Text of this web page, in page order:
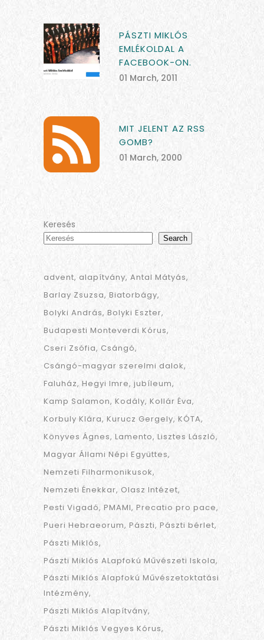
PÁSZTI MIKLÓS
EMLÉKOLDAL A
FACEBOOK-ON.
01 March, 2011
MIT JELENT AZ RSS
GOMB?
01 March, 2000
Keresés
Search
advent alapítvány Antal Mátyás
Barlay Zsuzsa Biatorbágy
Bolyki András Bolyki Eszter
Budapesti Monteverdi Kórus
Cseri Zsófia Csángó
Csángó-magyar szerelmi dalok
Faluház Hegyi Imre jubíleum
Kamp Salamon Kodály Kollár Éva
Korbuly Klára Kurucz Gergely KÓTA
Könyves Ágnes Lamento Lisztes László
Magyar Állami Népi Együttes
Nemzeti Filharmonikusok
Nemzeti Énekkar Olasz Intézet
Pesti Vigadó PMAMI Precatio pro pace
Pueri Hebraeorum Pászti Pászti bérlet
Pászti Miklós
Pászti Miklós ALapfokú Művészeti Iskola
Pászti Miklós Alapfokú Művészetoktatási
Intézmény
Pászti Miklós Alapítvány
Pászti Miklós Vegyes Kórus